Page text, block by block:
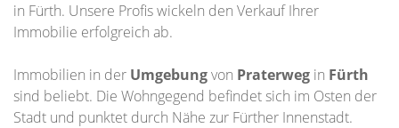
in Fürth. Unsere Profis wickeln den Verkauf Ihrer
Immobilie erfolgreich ab.
Immobilien in der Umgebungvon Praterweg in Fürth
sind beliebt. Die Wohngegend befindet sich im Osten der
Stadt und punktet durch Nähe zur Fürther Innenstadt.